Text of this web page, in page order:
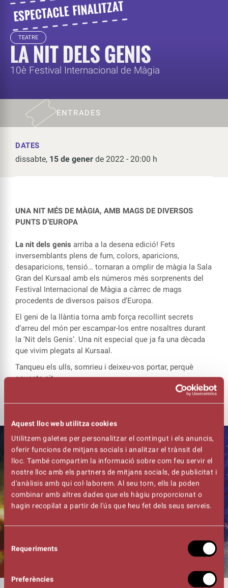
Aquest lloc web utilitza cookies
Utilitzem galetes per personalitzar el contingut i els anuncis,
oferir funcions de mitjans socials i analitzar el trànsit del
lloc. També compartim la informació sobre com feu servir el
nostre lloc amb els partners de mitjans socials, de publicitat i
d'anàlisis amb qui col·laborem. Al seu torn, ells la poden
combinar amb altres dades que els hàgiu proporcionat o
hagin recopilat a partir de l'ús que heu fet dels seus serveis.
de
consentiment
Requeriments
Preferències
TEATRE
LA NIT DELS GENIS
10è Festival Internacional de Màgia
ENTRADES
DATES
dissabte, 15 de gener de 2022 - 20:00 h
UNA NIT MÉS DE MÀGIA, AMB MAGS DE DIVERSOS
PUNTS D’EUROPA
La nit dels genis arriba a la desena edició! Fets
inversemblants plens de fum, colors, aparicions,
desaparicions, tensió… tornaran a omplir de màgia la Sala
Gran del Kursaal amb els números més sorprenents del
Festival Internacional de Màgia a càrrec de mags
procedents de diversos països d’Europa.
El geni de la llàntia torna amb força recollint secrets
d’arreu del món per escampar-los entre nosaltres durant
la ‘Nit dels Genis’. Una nit especial que ja fa una dècada
que vivim plegats al Kursaal.
Tanqueu els ulls, somrieu i deixeu-vos portar, perquè
aquesta nit